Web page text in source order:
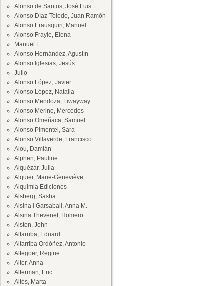
Alonso de Santos, José Luis
Alonso Díaz-Toledo, Juan Ramón
Alonso Erausquin, Manuel
Alonso Frayle, Elena
Manuel L.
Alonso Hernández, Agustín
Alonso Iglesias, Jesús
Julio
Alonso López, Javier
Alonso López, Natalia
Alonso Mendoza, Liwayway
Alonso Merino, Mercedes
Alonso Omeñaca, Samuel
Alonso Pimentel, Sara
Alonso Villaverde, Francisco
Alou, Damián
Alphen, Pauline
Alquézar, Julia
Alquier, Marie-Geneviève
Alquimia Ediciones
Alsberg, Sasha
Alsina i Garsaball, Anna M.
Alsina Thevenet, Homero
Alston, John
Altarriba, Eduard
Altarriba Ordóñez, Antonio
Altegoer, Regine
Alter, Anna
Alterman, Eric
Altés, Marta